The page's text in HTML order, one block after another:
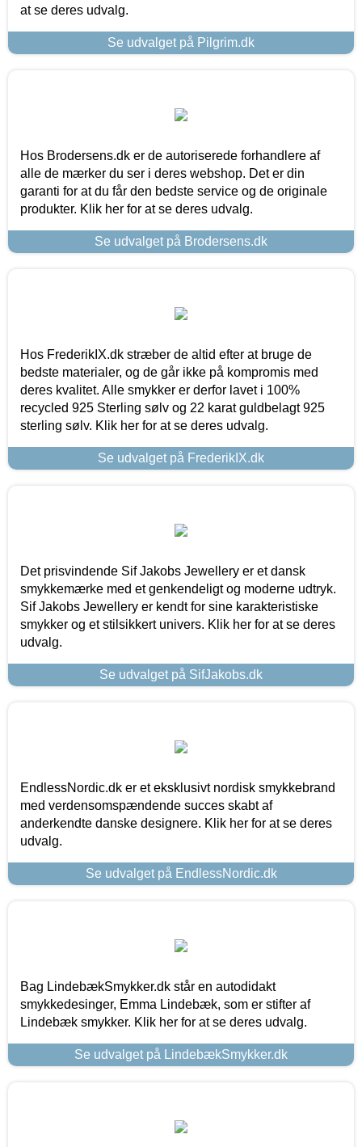
at se deres udvalg.
Se udvalget på Pilgrim.dk
Hos Brodersens.dk er de autoriserede forhandlere af
alle de mærker du ser i deres webshop. Det er din
garanti for at du får den bedste service og de originale
produkter. Klik her for at se deres udvalg.
Se udvalget på Brodersens.dk
Hos FrederikIX.dk stræber de altid efter at bruge de
bedste materialer, og de går ikke på kompromis med
deres kvalitet. Alle smykker er derfor lavet i 100%
recycled 925 Sterling sølv og 22 karat guldbelagt 925
sterling sølv. Klik her for at se deres udvalg.
Se udvalget på FrederikIX.dk
Det prisvindende Sif Jakobs Jewellery er et dansk
smykkemærke med et genkendeligt og moderne udtryk.
Sif Jakobs Jewellery er kendt for sine karakteristiske
smykker og et stilsikkert univers. Klik her for at se deres
udvalg.
Se udvalget på SifJakobs.dk
EndlessNordic.dk er et eksklusivt nordisk smykkebrand
med verdensomspændende succes skabt af
anderkendte danske designere. Klik her for at se deres
udvalg.
Se udvalget på EndlessNordic.dk
Bag LindebækSmykker.dk står en autodidakt
smykkedesinger, Emma Lindebæk, som er stifter af
Lindebæk smykker. Klik her for at se deres udvalg.
Se udvalget på LindebækSmykker.dk